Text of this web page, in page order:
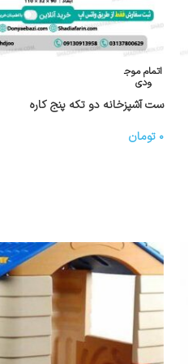
اتمام موج
ودی
ست آشپزخانه دو تکه پنج کاره
۰ تومان